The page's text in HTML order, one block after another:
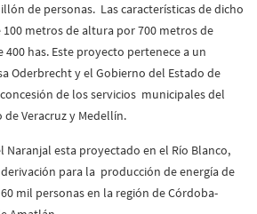
de personas. Las características de dicho
metros de altura por 700 metros de
has. Este proyecto pertenece a un
Oderbrecht y el Gobierno del Estado de
de los servicios municipales del
de Veracruz y Medellín.
esta proyectado en el Río Blanco,
para la producción de energía de
mil personas en la región de Córdoba-